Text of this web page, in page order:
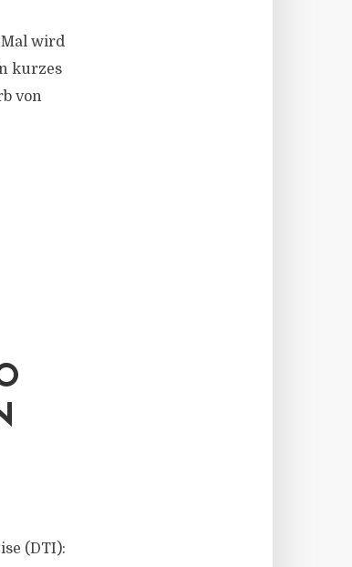
Mal wird
kurzes
von
(DTI):